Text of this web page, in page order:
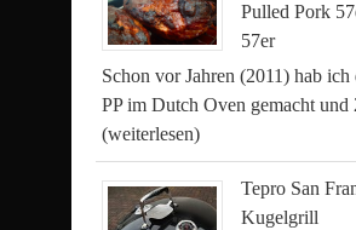
Pulled Pork
57er
Schon vor Jahren (2011) hab ich
PP im Dutch Oven gemacht und
(weiterlesen)
Tepro San
Kugelgrill